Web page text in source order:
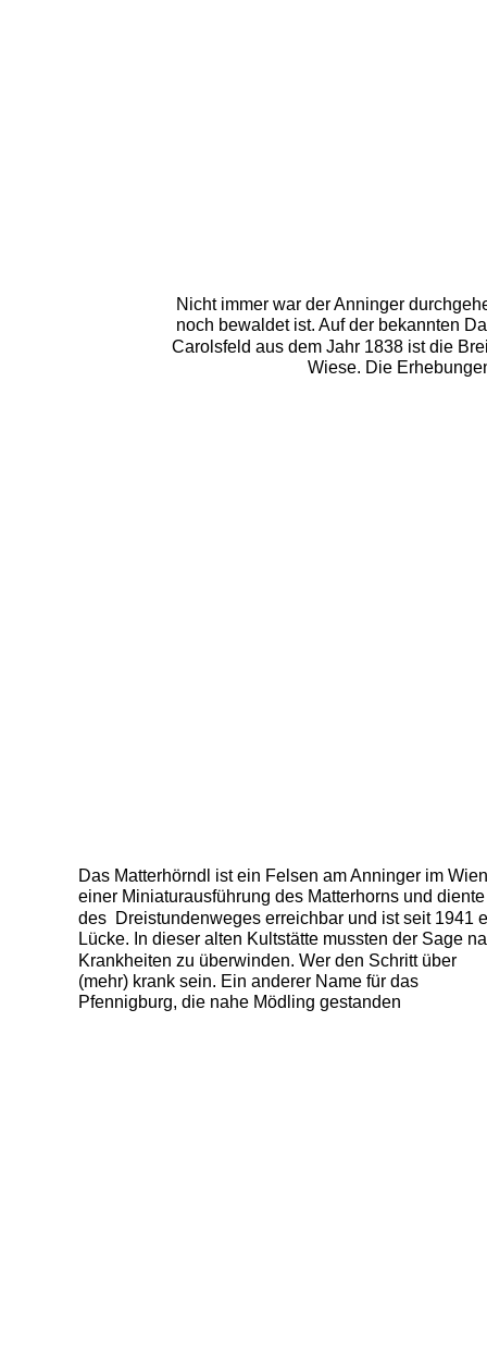
Nicht immer war der Anninger
noch bewaldet ist. Auf der bekannten
Carolsfeld aus dem Jahr 1838 ist die
Wiese. Die
Das Matterhörndl ist ein Felsen am Anninger im
einer Miniaturausführung des Matterhorns und diente
des  Dreistundenweges erreichbar und ist seit 1941 ein
Lücke. In dieser alten Kultstätte mussten der Sage nach
Krankheiten zu überwinden. Wer den Schritt über
(mehr) krank sein. Ein anderer Name für das
Pfennigburg, die nahe Mödling gestanden